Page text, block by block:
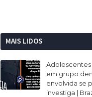
MAIS LIDOS
em grupo
envolvida se
investiga |